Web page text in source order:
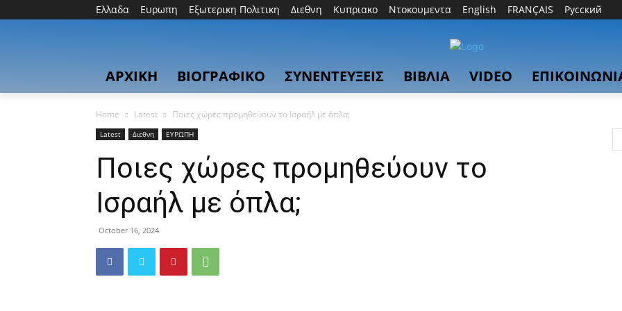
Ελλαδα Ευρωπη Εξωτερικη Πολιτικη Διεθνη Κυπριακο Ντοκουμεντα English FRANÇAIS Русский
ΑΡΧΙΚΗ ΒΙΟΓΡΑΦΙΚΟ ΣΥΝΕΝΤΕΥΞΕΙΣ ΒΙΒΛΙΑ VIDEO
Home Latest Ποιες χώρες προμηθεύουν το Ισραήλ με όπλα;
Latest Διεθνη ΕΥΡΩΠΗ
Ποιες χώρες προμηθεύουν το
Ισραήλ με όπλα;
October 16, 2024